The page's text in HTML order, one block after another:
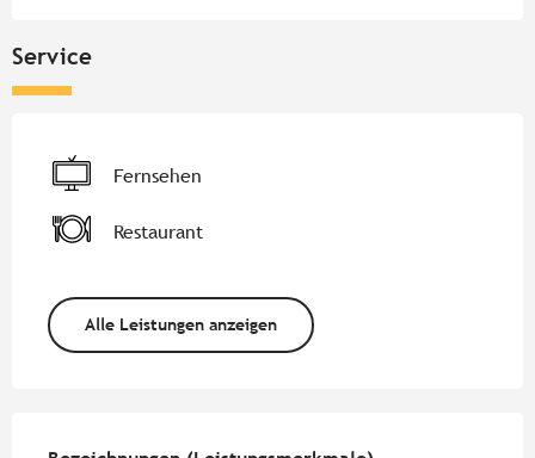
Service
Fernsehen
Restaurant
Alle Leistungen anzeigen